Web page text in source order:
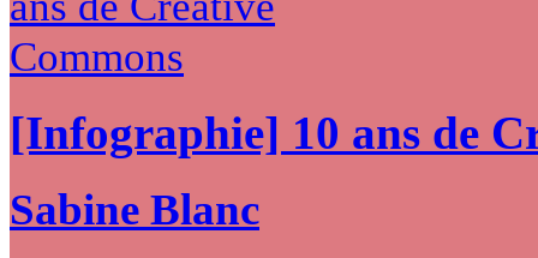
[Infographie] 10 ans de
Sabine Blanc